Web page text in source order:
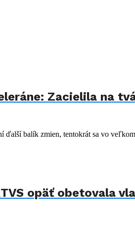
Zacielila na
ďalší balík zmien, tentokrát sa vo
opäť obetovala